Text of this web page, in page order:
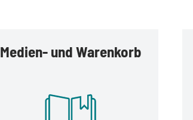
Medien- und Warenkorb